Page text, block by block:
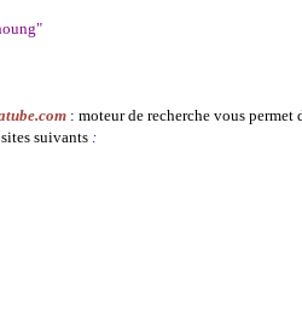
: moteur de recherche vous permet
suivants :